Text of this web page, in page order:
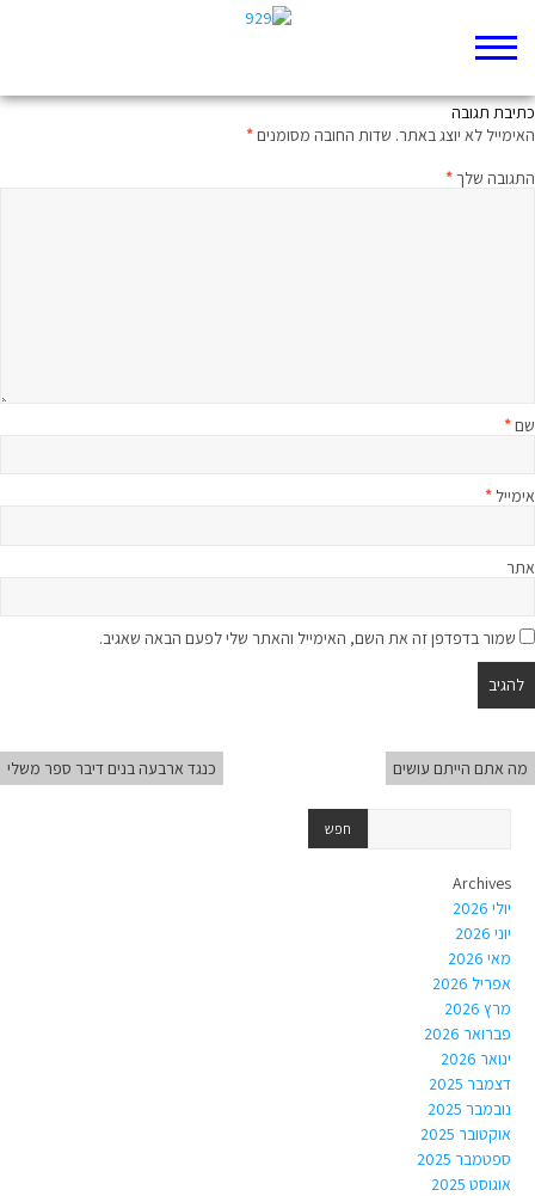
כתיבת תגובה
האימייל לא יוצג באתר. שדות החובה מסומנים*
התגובה שלך*
שם*
אימייל *
אתר
שמור בדפדפן זה את השם, האימייל והאתר שלי לפעם הבאה שאגיב.
מה אתם הייתם עושים כנגד ארבעה בנים דיבר ספר משלי
Archives
יולי 2026
יוני 2026
מאי 2026
אפריל 2026
מרץ 2026
פברואר 2026
ינואר 2026
דצמבר 2025
נובמבר 2025
אוקטובר 2025
ספטמבר 2025
אוגוסט 2025